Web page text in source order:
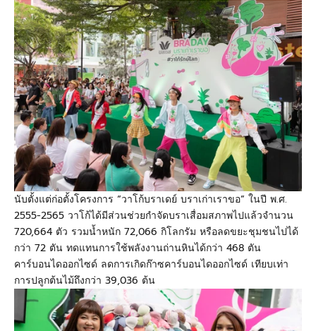
นับตั้งแต่ก่อตั้งโครงการ “วาโก้บราเดย์ บราเก่าเราขอ” ในปี พ.ศ.
2555-2565 วาโก้ได้มีส่วนช่วยกำจัดบราเสื่อมสภาพไปแล้วจำนวน
720,664 ตัว รวมน้ำหนัก 72,066 กิโลกรัม หรือลดขยะชุมชนไปได้
กว่า 72 ตัน ทดแทนการใช้พลังงานถ่านหินได้กว่า 468 ตัน
คาร์บอนไดออกไซด์ ลดการเกิดก๊าซคาร์บอนไดออกไซด์ เทียบเท่า
การปลูกต้นไม้ถึงกว่า 39,036 ต้น